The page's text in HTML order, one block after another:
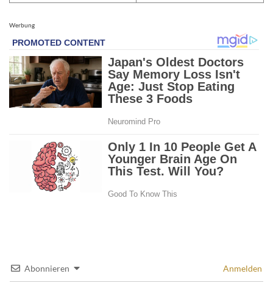
Werbung
Abonnieren Anmelden